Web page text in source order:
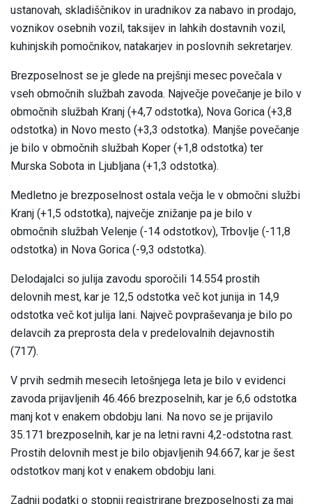
ustanovah, skladiščnikov in uradnikov za nabavo in prodajo,
voznikov osebnih vozil, taksijev in lahkih dostavnih vozil,
kuhinjskih pomočnikov, natakarjev in poslovnih sekretarjev.
Brezposelnost se je glede na prejšnji mesec povečala v
vseh območnih službah zavoda. Največje povečanje je bilo v
območnih službah Kranj (+4,7 odstotka), Nova Gorica (+3,8
odstotka) in Novo mesto (+3,3 odstotka). Manjše povečanje
je bilo v območnih službah Koper (+1,8 odstotka) ter
Murska Sobota in Ljubljana (+1,3 odstotka).
Medletno je brezposelnost ostala večja le v območni službi
Kranj (+1,5 odstotka), največje znižanje pa je bilo v
območnih službah Velenje (-14 odstotkov), Trbovlje (-11,8
odstotka) in Nova Gorica (-9,3 odstotka).
Delodajalci so julija zavodu sporočili 14.554 prostih
delovnih mest, kar je 12,5 odstotka več kot junija in 14,9
odstotka več kot julija lani. Največ povpraševanja je bilo po
delavcih za preprosta dela v predelovalnih dejavnostih
(717).
V prvih sedmih mesecih letošnjega leta je bilo v evidenci
zavoda prijavljenih 46.466 brezposelnih, kar je 6,6 odstotka
manj kot v enakem obdobju lani. Na novo se je prijavilo
35.171 brezposelnih, kar je na letni ravni 4,2-odstotna rast.
Prostih delovnih mest je bilo objavljenih 94.667, kar je šest
odstotkov manj kot v enakem obdobju lani.
Zadnji podatki o stopnji registrirane brezposelnosti za maj